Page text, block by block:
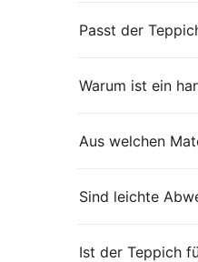
Passt der
Warum ist ein
Aus welchen
Sind leichte
Ist der Teppich